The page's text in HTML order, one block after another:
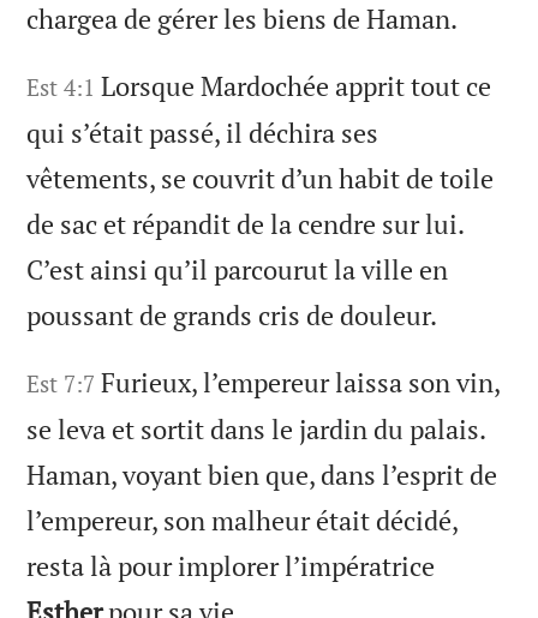
chargea de gérer les biens de Haman.
Est 4:1 Lorsque Mardochée apprit tout ce
qui s’était passé, il déchira ses
vêtements, se couvrit d’un habit de toile
de sac et répandit de la cendre sur lui.
C’est ainsi qu’il parcourut la ville en
poussant de grands cris de douleur.
Est 7:7 Furieux, l’empereur laissa son vin,
se leva et sortit dans le jardin du palais.
Haman, voyant bien que, dans l’esprit de
l’empereur, son malheur était décidé,
resta là pour implorer l’impératrice